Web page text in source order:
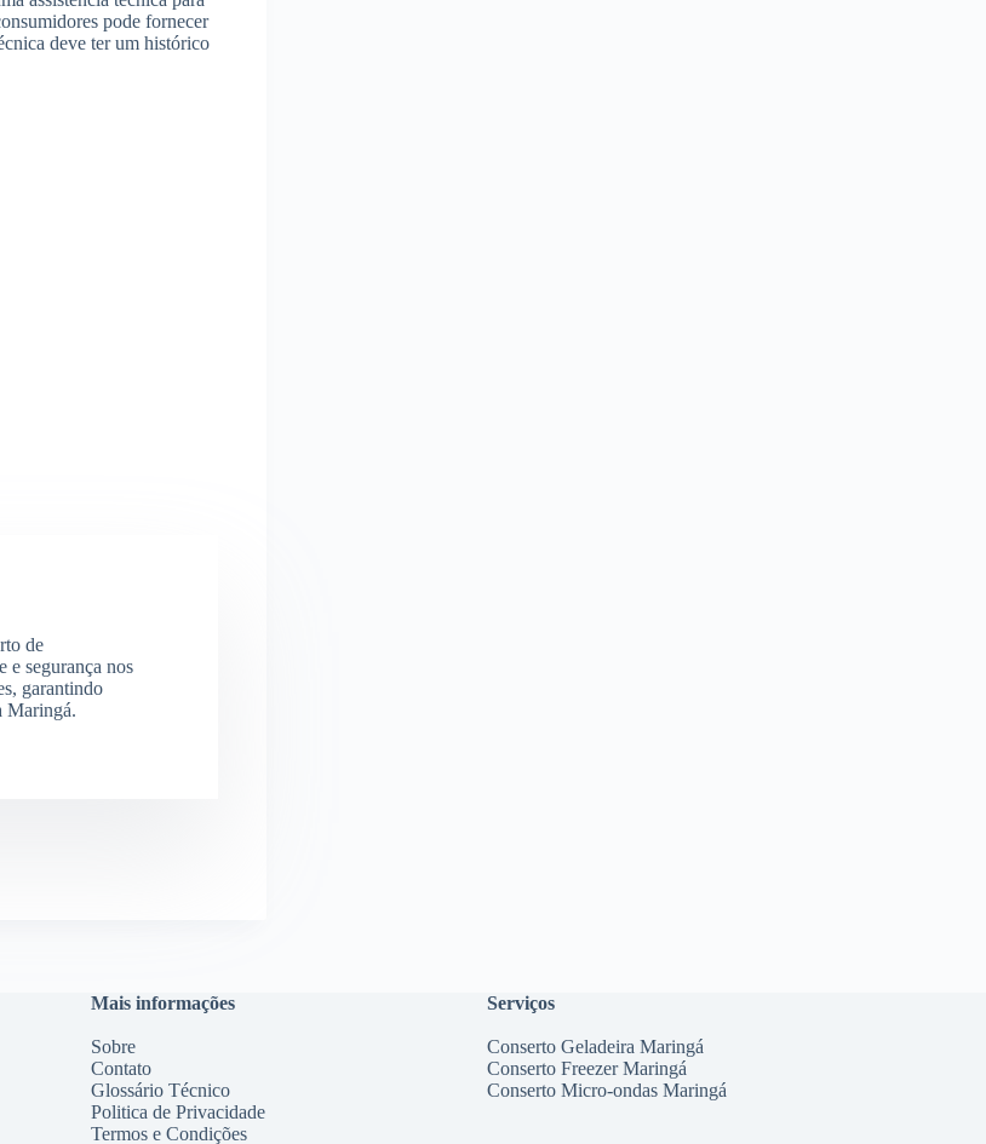
pode fornecer
deve ter um histórico
de
e segurança nos
garantindo
Maringá.
Mais informações
Sobre
Contato
Glossário Técnico
Politica de Privacidade
Termos e Condições
Serviços
Conserto Geladeira Maringá
Conserto Freezer Maringá
Conserto Micro-ondas Maringá